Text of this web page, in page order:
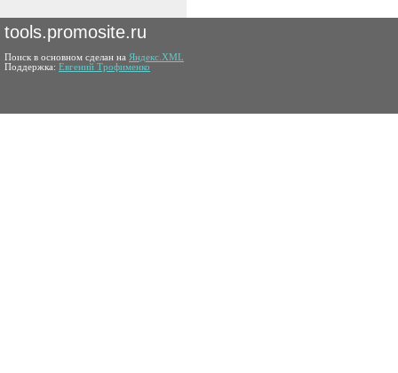
tools.promosite.ru
Поиск в основном сделан на Яндекс.XML
Поддержка: Евгений Трофименко